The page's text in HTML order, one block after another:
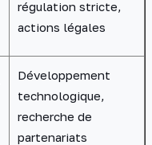
régulation stricte,
actions légales
Développement
technologique,
recherche de
partenariats